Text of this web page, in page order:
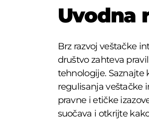
Uvodna
Brz razvoj veštačke
društvo zahteva
tehnologije. Saznajte
regulisanja veštačke
pravne i etičke
suočava i otkrijte